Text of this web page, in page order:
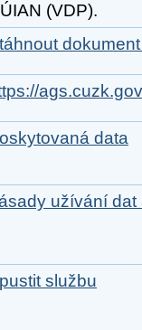
(VDP).
data
užívání dat
službu